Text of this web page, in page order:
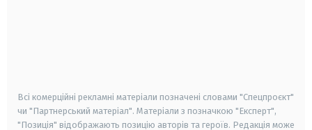
Всі комерційні рекламні матеріали позначені словами "Спецпроєкт"
чи "Партнерський матеріал". Матеріали з позначкою "Експерт",
"Позиція" відображають позицію авторів та героїв. Редакція може